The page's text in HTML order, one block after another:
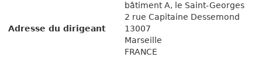
Adresse du dirigeant
bâtiment A, le Saint-Georges
2 rue Capitaine Dessemond
13007
Marseille
FRANCE